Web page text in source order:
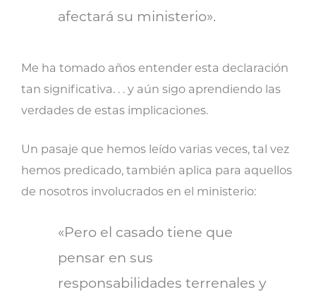
afectará su ministerio».
Me ha tomado años entender esta declaración
tan significativa. . . y aún sigo aprendiendo las
verdades de estas implicaciones.
Un pasaje que hemos leído varias veces, tal vez
hemos predicado, también aplica para aquellos
de nosotros involucrados en el ministerio:
«Pero el casado tiene que
pensar en sus
responsabilidades terrenales y